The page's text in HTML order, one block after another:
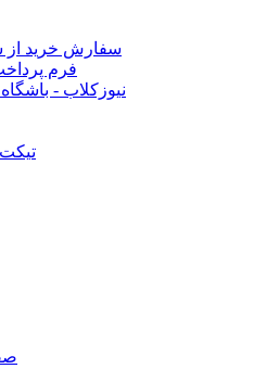
سفارش خرید از
فرم
نیوزکلاب -